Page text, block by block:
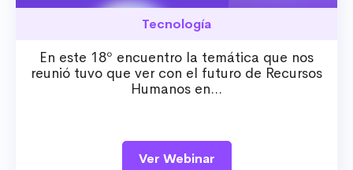
Tecnología
En este 18º encuentro la temática que nos
reunió tuvo que ver con el futuro de Recursos
Humanos en...
Ver Webinar